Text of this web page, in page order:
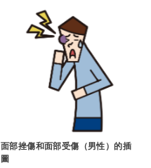
面部挫傷和面部受傷（男性）的插
圖